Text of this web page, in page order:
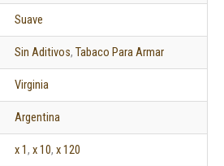
Suave
Sin Aditivos, Tabaco Para Armar
Virginia
Argentina
x 1, x 10, x 120